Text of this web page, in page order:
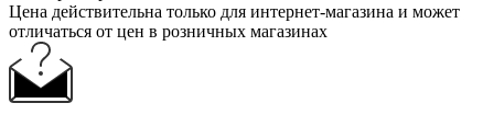
Цена действительна только для интернет-магазина и может
отличаться от цен в розничных магазинах